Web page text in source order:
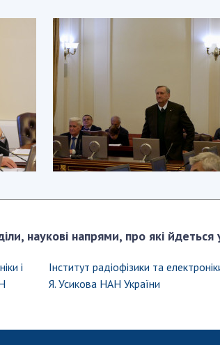
наукові напрями, про які йдеться
і
Інститут радіофізики та
Я. Усикова НАН України